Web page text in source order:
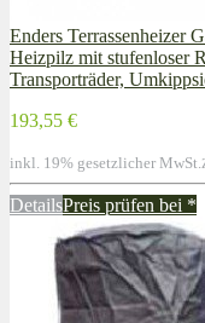
Enders Terrassenheizer
Heizpilz mit stufenloser
Transporträder,
193,55 €
inkl. 19% gesetzlicher MwSt.
DetailsPreis prüfen bei *